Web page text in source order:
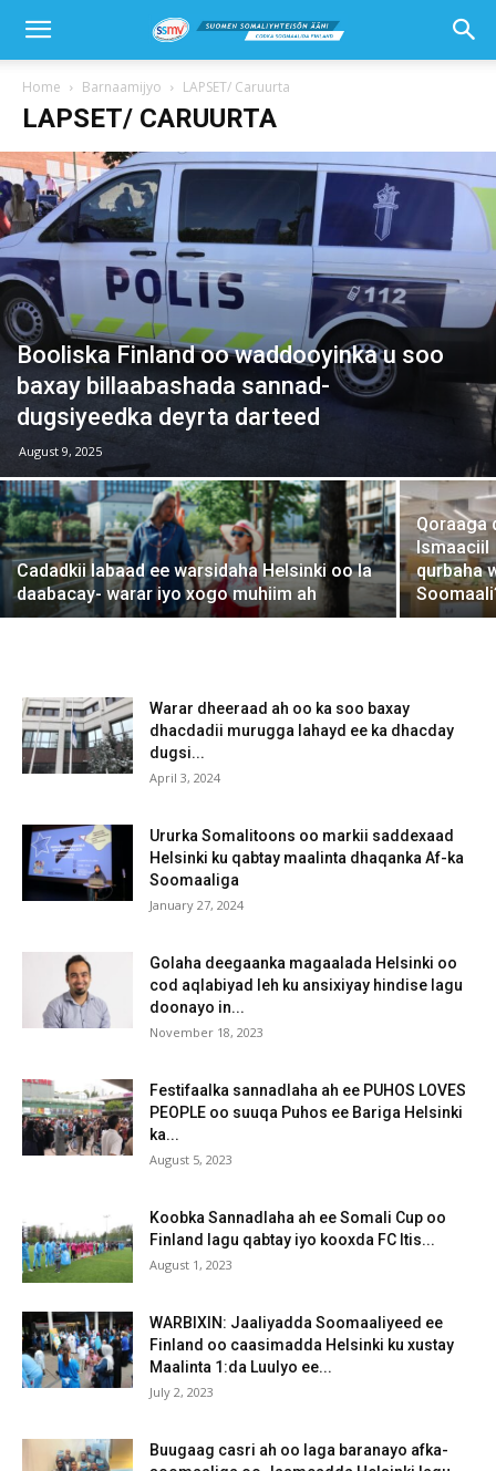
Home Barnaamijyo LAPSET/ Caruurta
LAPSET/ CARUURTA
Booliska Finland oo waddooyinka u soo
baxay billaabashada sannad-
dugsiyeedka deyrta darteed
August 9, 2025
Cadadkii labaad ee warsidaha Helsinki oo la
daabacay- warar iyo xogo muhiim ah
Qoraaga
Ismaaciil
qurbaha
Warar dheeraad ah oo ka soo baxay
dhacdadii murugga lahayd ee ka dhacday
dugsi...
April 3, 2024
Ururka Somalitoons oo markii saddexaad
Helsinki ku qabtay maalinta dhaqanka Af-ka
Soomaaliga
January 27, 2024
Golaha deegaanka magaalada Helsinki oo
cod aqlabiyad leh ku ansixiyay hindise lagu
doonayo in...
November 18, 2023
Festifaalka sannadlaha ah ee PUHOS LOVES
PEOPLE oo suuqa Puhos ee Bariga Helsinki
ka...
August 5, 2023
Koobka Sannadlaha ah ee Somali Cup oo
Finland lagu qabtay iyo kooxda FC Itis...
August 1, 2023
WARBIXIN: Jaaliyadda Soomaaliyeed ee
Finland oo caasimadda Helsinki ku xustay
Maalinta 1:da Luulyo ee...
July 2, 2023
Buugaag casri ah oo laga baranayo afka-